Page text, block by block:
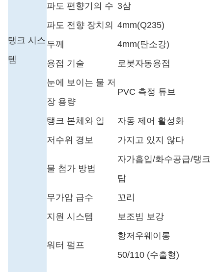
탱크 시스
템
파도 편향기의 수 3삼
파도 전향 장치의
두께
4mm(Q235)
4mm(탄소강)
용접 기술
로봇자동용접
눈에 보이는 물 저
장 용량
PVC 측정 튜브
탱크 본체와 입
자동 제어 활성화
저수위 경보
가지고 있지 않다
물 첨가 방법
자가흡입/화수공급/탱크
탑
무가압 급수
꼬리
지원 시스템
보조빔 보강
워터 펌프
항저우웨이롱
50/110 (수출형)